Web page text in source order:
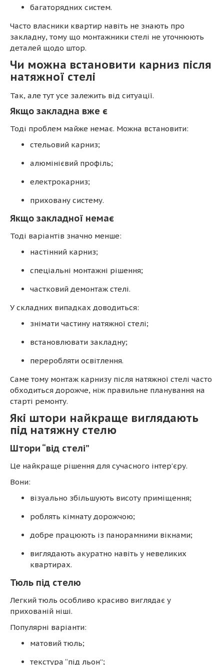
багаторядних систем.
Часто власники квартир навіть не знають про
закладну, тому що монтажники стелі не уточнюють
деталей щодо штор.
Чи можна встановити карниз після
натяжної стелі
Так, але тут усе залежить від ситуації.
Якщо закладна вже є
Тоді проблем майже немає. Можна встановити:
стельовий карниз;
алюмінієвий профіль;
електрокарниз;
приховану систему.
Якщо закладної немає
Тоді варіантів значно менше:
настінний карниз;
спеціальні монтажні рішення;
частковий демонтаж стелі.
У складних випадках доводиться:
знімати частину натяжної стелі;
встановлювати закладну;
переробляти освітлення.
Саме тому монтаж карнизу після натяжної стелі часто
обходиться дорожче, ніж правильне планування на
старті ремонту.
Які штори найкраще виглядають
під натяжну стелю
Штори “від стелі”
Це найкраще рішення для сучасного інтер’єру.
Вони:
візуально збільшують висоту приміщення;
роблять кімнату дорожчою;
добре працюють із панорамними вікнами;
виглядають акуратно навіть у невеликих
квартирах.
Тюль під стелю
Легкий тюль особливо красиво виглядає у
прихованій ніші.
Популярні варіанти:
матовий тюль;
текстура “під льон”;